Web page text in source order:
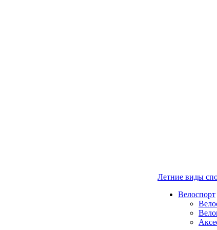
Летние виды
Велоспорт